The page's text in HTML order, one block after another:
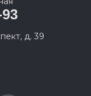
д. 39